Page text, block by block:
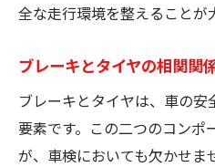
全な走行環境を整えることが
ブレーキとタイヤの相関関
ブレーキとタイヤは、車の
要素です。この二つのコンポ
が、車検においても欠かせま